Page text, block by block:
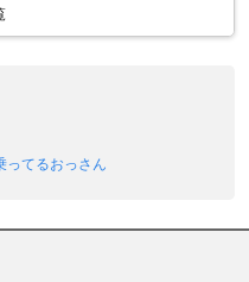
ってるおっさん